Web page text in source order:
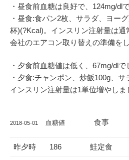
・昼食前血糖は良好で、124mg/dlで
・昼食:食パン2枚、サラダ、ヨー
杯)(?Kcal)。インスリン注射量は通
会社のエアコン取り替えの準備を
・夕食前血糖値は低く、67mg/dlで
・夕食:チャンポン、炒飯100g、サ
インスリン注射量は1単位増やしま
2018-05-01 血糖値 食事
昨夕時 186 鮭定食